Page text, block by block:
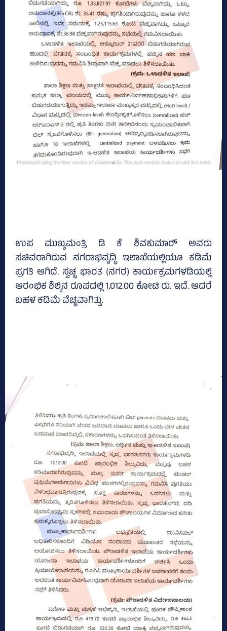
ಉಪ ಮುಖ್ಯಮಂತ್ರಿ ಡಿ ಕೆ ಶಿವಕುಮಾರ್‍‌ ಅವರು
ಸಚಿವರಾಗಿರುವ ನಗರಾಭಿವೃದ್ಧಿ ಇಲಾಖೆಯಲ್ಲಿಯೂ ಕಡಿಮೆ
ಪ್ರಗತಿ ಆಗಿದೆ. ಸ್ವಚ್ಛ ಭಾರತ (ನಗರ) ಕಾರ್ಯಕ್ರಮಗಳಡಿಯಲ್ಲಿ
ಆರಂಭಿಕ ಶಿಲ್ಕಿನ ರೂಪದಲ್ಲಿ 1,012.00 ಕೋಟಿ ರು. ಇದೆ. ಆದರೆ
ಬಹಳ ಕಡಿಮೆ ವೆಚ್ಚವಾಗಿತ್ತು.